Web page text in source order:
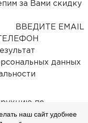
наш сайт удобнее
за Вами скидку
ВВЕДИТЕ EMAIL
данных
по
промокода